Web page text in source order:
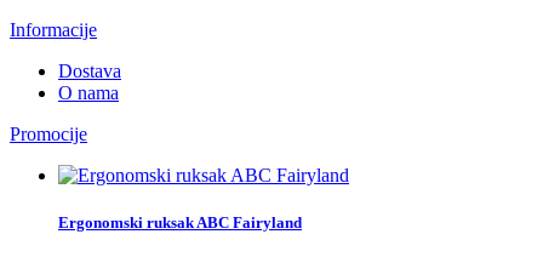
Informacije
Dostava
O nama
Promocije
Ergonomski ruksak ABC Fairyland